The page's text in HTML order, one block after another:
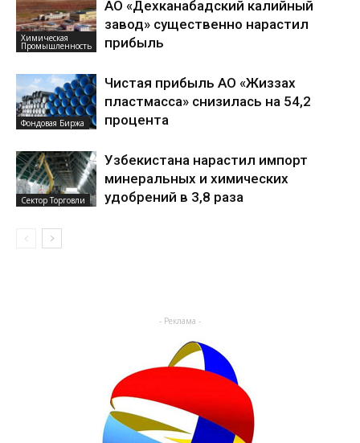
Химическая
Промышленность
АО «Дехканабадский калийный
завод» существенно нарастил
прибыль
Фондовая Биржа
Чистая прибыль АО «Жиззах
пластмасса» снизилась на 54,2
процента
Сектор Торговли
Узбекистана нарастил импорт
минеральных и химических
удобрений в 3,8 раза
- Реклама -